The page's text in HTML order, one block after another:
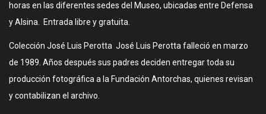
horas en las diferentes sedes del Museo, ubicadas entre Defensa
y Alsina. Entrada libre y gratuita.
Colección José Luis Perotta José Luis Perotta falleció en marzo
de 1989. Años después sus padres deciden entregar toda su
producción fotográfica a la Fundación Antorchas, quienes revisan
y contabilizan el archivo.